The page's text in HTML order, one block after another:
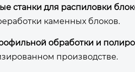
станки для распиловки
каменных блоков.
обработки и
производстве.